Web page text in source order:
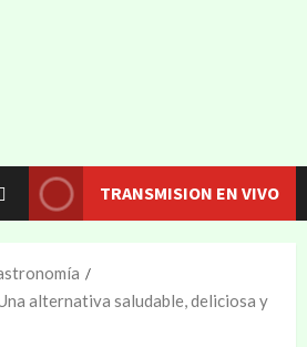
TRANSMISION EN VIVO
alternativa saludable, deliciosa y